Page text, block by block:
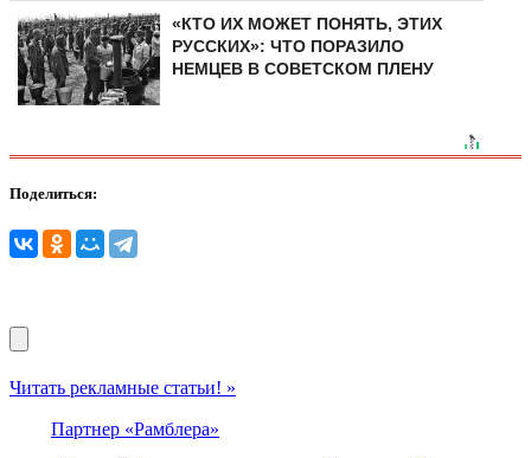
«КТО ИХ МОЖЕТ ПОНЯТЬ, ЭТИХ
РУССКИХ»: ЧТО ПОРАЗИЛО
НЕМЦЕВ В СОВЕТСКОМ ПЛЕНУ
Поделиться:
Читать рекламные статьи! »
Партнер «Рамблера»